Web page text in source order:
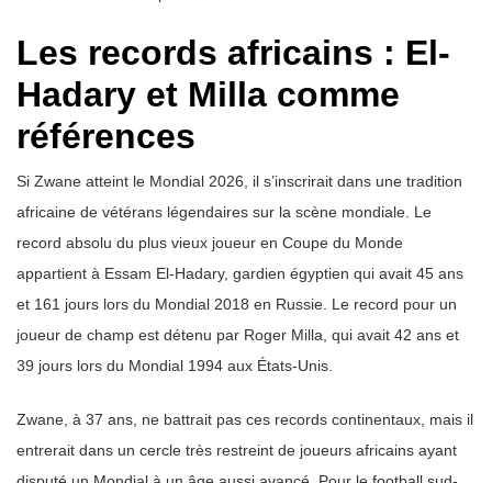
Les records africains : El-
Hadary et Milla comme
références
Si Zwane atteint le Mondial 2026, il s’inscrirait dans une tradition
africaine de vétérans légendaires sur la scène mondiale. Le
record absolu du plus vieux joueur en Coupe du Monde
appartient à Essam El-Hadary, gardien égyptien qui avait 45 ans
et 161 jours lors du Mondial 2018 en Russie. Le record pour un
joueur de champ est détenu par Roger Milla, qui avait 42 ans et
39 jours lors du Mondial 1994 aux États-Unis.
Zwane, à 37 ans, ne battrait pas ces records continentaux, mais il
entrerait dans un cercle très restreint de joueurs africains ayant